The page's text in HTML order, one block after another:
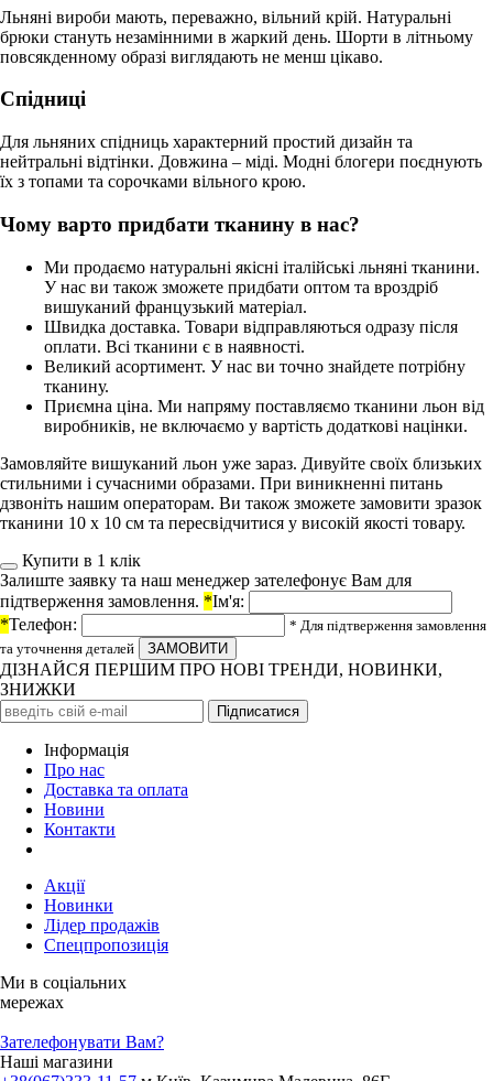
Льняні вироби мають, переважно, вільний крій. Натуральні
брюки стануть незамінними в жаркий день. Шорти в літньому
повсякденному образі виглядають не менш цікаво.
Спідниці
Для льняних спідниць характерний простий дизайн та
нейтральні відтінки. Довжина – міді. Модні блогери поєднують
їх з топами та сорочками вільного крою.
Чому варто придбати тканину в нас?
Ми продаємо натуральні якісні італійські льняні тканини.
У нас ви також зможете придбати оптом та вроздріб
вишуканий французький матеріал.
Швидка доставка. Товари відправляються одразу після
оплати. Всі тканини є в наявності.
Великий асортимент. У нас ви точно знайдете потрібну
тканину.
Приємна ціна. Ми напряму поставляємо тканини льон від
виробників, не включаємо у вартість додаткові націнки.
Замовляйте вишуканий льон уже зараз. Дивуйте своїх близьких
стильними і сучасними образами. При виникненні питань
дзвоніть нашим операторам. Ви також зможете замовити зразок
тканини 10 х 10 см та пересвідчитися у високій якості товару.
Купити в 1 клiк
Залиште заявку та наш менеджер зателефонує Вам для
підтверження замовлення. *Ім'я:
*Телефон:
* Для підтверження замовлення
та уточнення деталей
ДІЗНАЙСЯ ПЕРШИМ ПРО НОВІ ТРЕНДИ, НОВИНКИ,
ЗНИЖКИ
Iнформація
Про нас
Доставка та оплата
Новини
Контакти
Акції
Новинки
Лідер продажів
Спецпропозиція
Ми в соціальних
мережах
Зателефонувати Вам?
Наші магазини